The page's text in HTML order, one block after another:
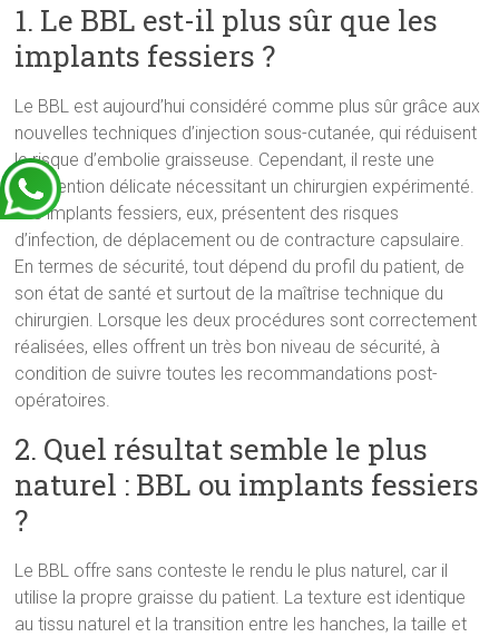
1. Le BBL est-il plus sûr que les
implants fessiers ?
Le BBL est aujourd’hui considéré comme plus sûr grâce aux
nouvelles techniques d’injection sous-cutanée, qui réduisent
le risque d’embolie graisseuse. Cependant, il reste une
intervention délicate nécessitant un chirurgien expérimenté.
Les implants fessiers, eux, présentent des risques
d’infection, de déplacement ou de contracture capsulaire.
En termes de sécurité, tout dépend du profil du patient, de
son état de santé et surtout de la maîtrise technique du
chirurgien. Lorsque les deux procédures sont correctement
réalisées, elles offrent un très bon niveau de sécurité, à
condition de suivre toutes les recommandations post-
opératoires.
2. Quel résultat semble le plus
naturel : BBL ou implants fessiers
?
Le BBL offre sans conteste le rendu le plus naturel, car il
utilise la propre graisse du patient. La texture est identique
au tissu naturel et la transition entre les hanches, la taille et